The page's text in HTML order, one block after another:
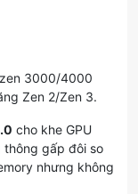
3000/4000
Zen 2/Zen 3.
cho khe GPU
thông gấp đôi so
nhưng không